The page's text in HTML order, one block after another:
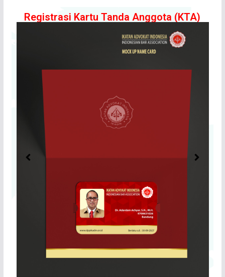
Registrasi Kartu Tanda Anggota (KTA)